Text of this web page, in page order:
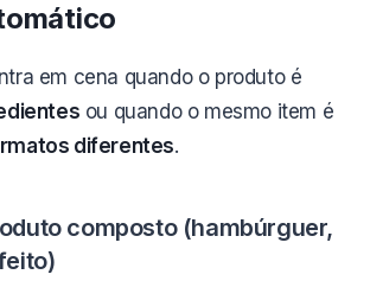
em cena quando o produto é
ou quando o mesmo item é
diferentes.
composto (hambúrguer,